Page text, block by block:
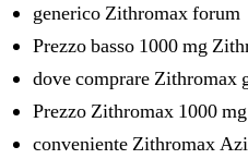
generico Zithromax forum
Prezzo basso 1000 mg
dove comprare Zithromax
Prezzo Zithromax 1000
conveniente Zithromax